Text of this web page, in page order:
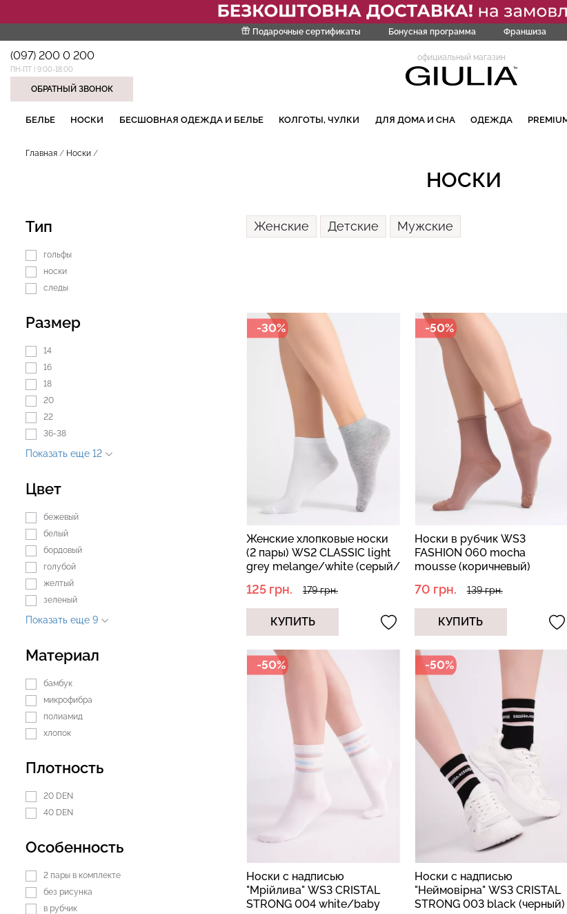
Подарочные сертификаты Бонусная программа Франшиза
(097) 200 0 200
ПН-ПТ | 9:00-18:00
ОБРАТНЫЙ ЗВОНОК
официальный магазин
БЕЛЬЕ НОСКИ БЕСШОВНАЯ ОДЕЖДА И БЕЛЬЕ КОЛГОТЫ, ЧУЛКИ ДЛЯ ДОМА И СНА ОДЕЖДА
Главная Носки
НОСКИ
Тип
гольфы
носки
следы
Размер
14
16
18
20
22
36-38
Показать еще 12
Цвет
бежевый
белый
бордовый
голубой
желтый
зеленый
Показать еще 9
Материал
бамбук
микрофибра
полиамид
хлопок
Плотность
20 DEN
40 DEN
Особенность
2 пары в комплекте
без рисунка
в рубчик
Женские Детские Мужские
-30%
Женские хлопковые носки
(2 пары) WS2 CLASSIC light
grey melange/white (серый/
125 грн. 179 грн.
КУПИТЬ
-50%
Носки в рубчик WS3
FASHION 060 mocha
mousse (коричневый)
70 грн. 139 грн.
КУПИТЬ
-50%
Носки с надписью
"Мрійлива" WS3 CRISTAL
STRONG 004 white/baby
-50%
Носки с надписью
"Неймовірна" WS3 CRISTAL
STRONG 003 black (черный)
НАШИ ТРЕНДОВЫЕ ТОВАРЫ
Бесшовные леггинсы
LEGGINGS (черный) Giulia
689 грн.
Велосипедки с высокой
талией TRACKS 01 (черный)
384 грн. 549 грн.
Бесшовный топ с легкой
коррекцией BRA
Giulia
Топ на бретелях в рубчик
CAMI TOP RIB black (черный)
499 грн.
Топ на бретелях в рубчик
CAMI TOP RIB white (белый)
299 грн. 499 грн.